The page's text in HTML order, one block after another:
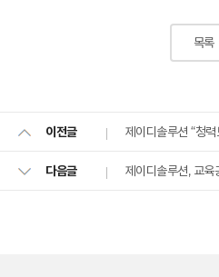
목록
이전글
다음글